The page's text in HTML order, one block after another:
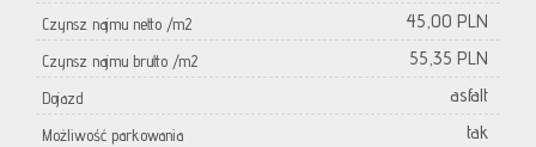
Czynsz najmu netto /m2 45,00 PLN
Czynsz najmu brutto /m2 55,35 PLN
Dojazd asfalt
Możliwość parkowania tak